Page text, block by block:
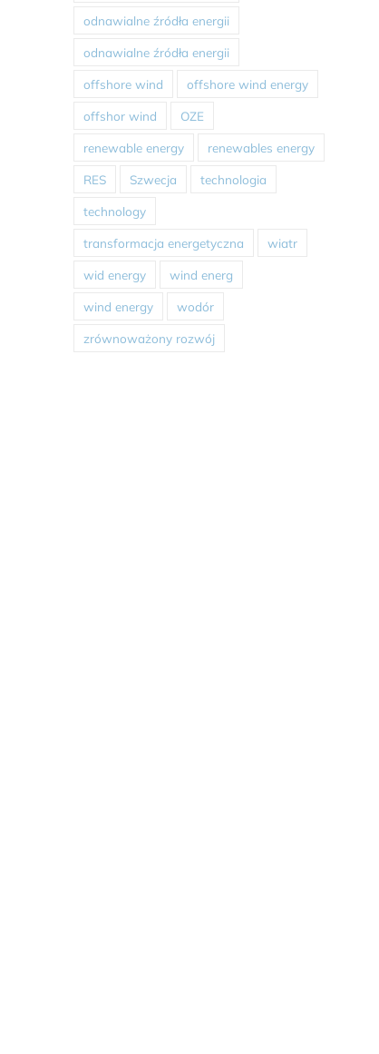
odnawialne źródła energii
odnawialne źródła energii
offshore wind offshore wind energy
offshor wind OZE
renewable energy renewables energy
RES Szwecja technologia
technology
transformacja energetyczna wiatr
wid energy wind energ
wind energy wodór
zrównoważony rozwój